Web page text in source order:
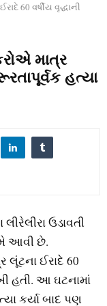
60 વર્ષીય વૃદ્ધાની
માત્ર
હત્યા
ઉડાવતી
આવી છે.
લૂંટના ઈરાદે 60
હતી. આ ઘટનામાં
કર્યા બાદ પણ